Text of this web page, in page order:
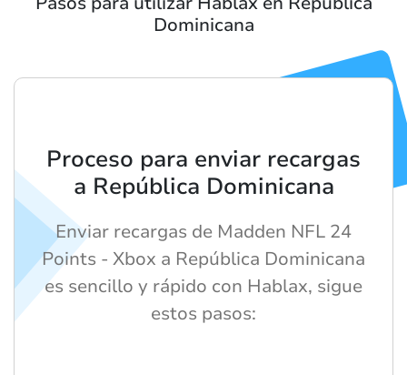
Dominicana
Proceso para enviar recargas
a República Dominicana
Enviar recargas de Madden NFL 24
Points - Xbox a República Dominicana
es sencillo y rápido con Hablax, sigue
estos pasos: